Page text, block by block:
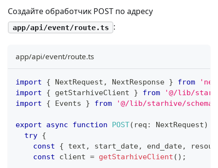
Создайте обработчик POST по адресу
app/api/event/route.ts :
app/api/event/route.ts
import { NextRequest , NextResponse } from
import
{ getStarhiveClient } from
'@/lib/
import
{ Events } from '@/lib/starhive/
export async function POST( req : NextRequest)
try {
const
{ text , start_date, end_date,
const client = getStarhiveClient ( ) ;